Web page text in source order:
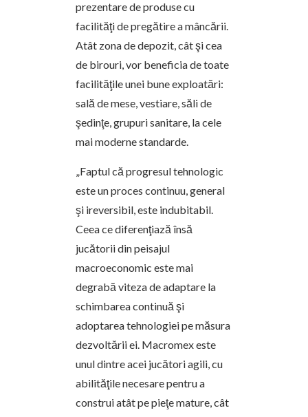
prezentare de produse cu
facilităţi de pregătire a mâncării.
Atât zona de depozit, cât şi cea
de birouri, vor beneficia de toate
facilităţile unei bune exploatări:
sală de mese, vestiare, săli de
şedinţe, grupuri sanitare, la cele
mai moderne standarde.
„Faptul că progresul tehnologic
este un proces continuu, general
şi ireversibil, este indubitabil.
Ceea ce diferenţiază însă
jucătorii din peisajul
macroeconomic este mai
degrabă viteza de adaptare la
schimbarea continuă şi
adoptarea tehnologiei pe măsura
dezvoltării ei. Macromex este
unul dintre acei jucători agili, cu
abilităţile necesare pentru a
construi atât pe pieţe mature, cât